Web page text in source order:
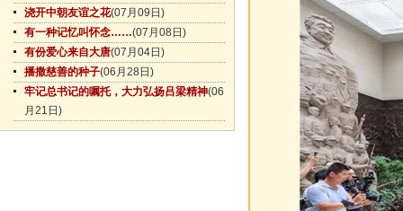
浇开中朝友谊之花(07月09日)
有一种记忆叫怀念……(07月08日)
有份爱心来自大唐(07月04日)
播撒慈善的种子(06月28日)
牢记总书记的嘱托，大力弘扬吕梁精神(06
月21日)